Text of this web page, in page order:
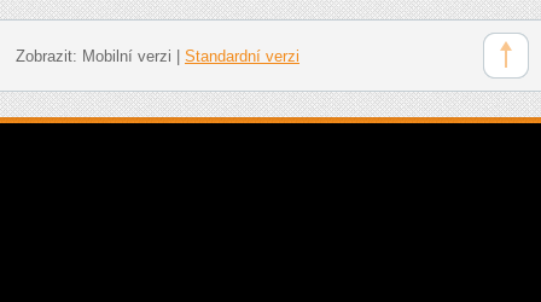
Zobrazit: Mobilní verzi Standardní verzi